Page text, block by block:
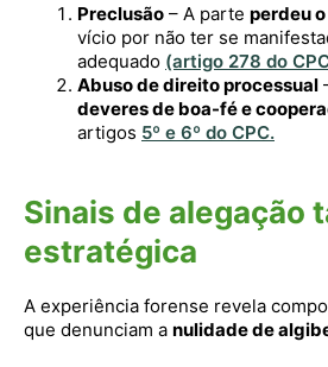
Preclusão – A parte perdeu
vício por não ter se
adequado (artigo 278 do
Abuso de direito processual
deveres de boa-fé e
artigos 5º e 6º do CPC.
Sinais de alegação
estratégica
A experiência forense revela
que denunciam a nulidade de